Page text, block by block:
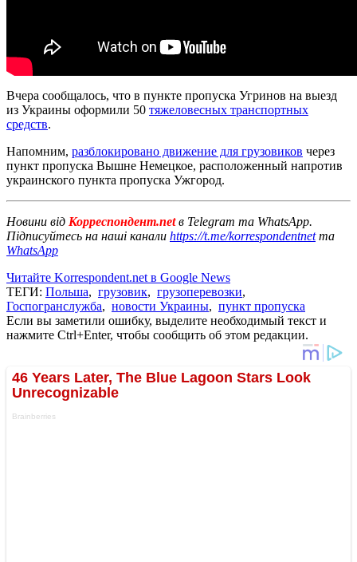
Вчера сообщалось, что в пункте пропуска Угринов на выезд
из Украины оформили 50 тяжеловесных транспортных
средств.
Напомним, разблокировано движение для грузовиков через
пункт пропуска Вышне Немецкое, расположенный напротив
украинского пункта пропуска Ужгород.
Новини від Корреспондент.netв Telegram та WhatsApp.
Підписуйтесь на наші канали https://t.me/korrespondentnetта
WhatsApp
Читайте Korrespondent.net в Google News
ТЕГИ: Польша, грузовик, грузоперевозки,
Госпогранслужба, новости Украины, пункт пропуска
Если вы заметили ошибку, выделите необходимый текст и
нажмите Ctrl+Enter, чтобы сообщить об этом редакции.